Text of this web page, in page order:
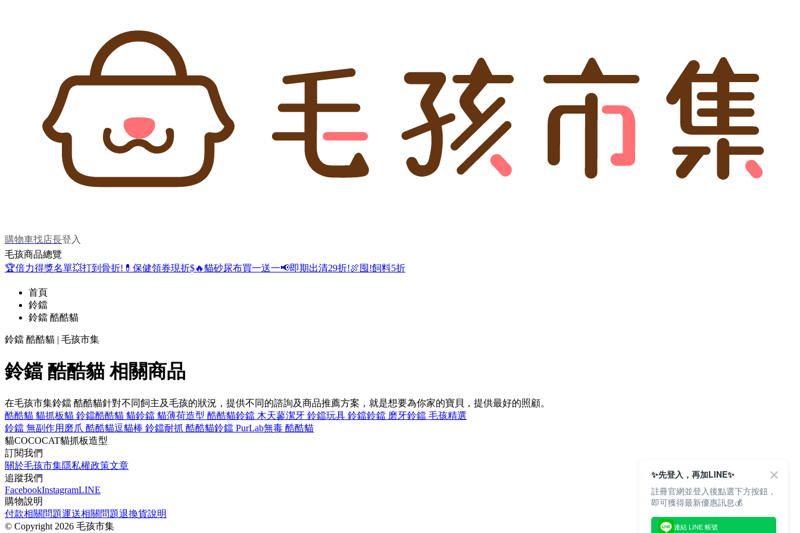
購物車找店長登入
毛孩商品總覽
🏆倍力得獎名單💥打到骨折! 💊保健領券現折$🔥貓砂尿布買一送一📢即期出清29折!🍖囤!飼料5折
首頁
鈴鐺
鈴鐺 酷酷貓
鈴鐺 酷酷貓 | 毛孩市集
鈴鐺 酷酷貓 相關商品
在毛孩市集鈴鐺 酷酷貓針對不同飼主及毛孩的狀況，提供不同的諮詢及商品推薦方案，就是想要為你家的寶貝，提供最好的照顧。
酷酷貓 貓抓板貓 鈴鐺酷酷貓 貓鈴鐺 貓薄荷造型 酷酷貓鈴鐺 木天蓼潔牙 鈴鐺玩具 鈴鐺鈴鐺 磨牙鈴鐺 毛孩精選
鈴鐺 無副作用 磨爪 酷酷貓逗貓棒 鈴鐺耐抓 酷酷貓鈴鐺 PurLab無毒 酷酷貓
貓COCOCAT貓抓板造型
訂閱我們
關於毛孩市集隱私權政策文章
追蹤我們
FacebookInstagramLINE
購物說明
付款相關問題運送相關問題退換貨說明
© Copyright 2026 毛孩市集
✨先登入，再加LINE✨
註冊官網並登入後點選下方按鈕，
即可獲得最新優惠訊息💰
連結 LINE 帳號